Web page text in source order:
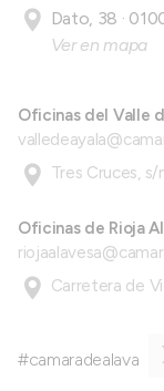
Dato, 38 ·
Ver en mapa
Oficinas del Valle
Tres Cruces,
Oficinas de Rioja
Carretera de
#camaradealava